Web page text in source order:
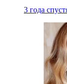
3 года